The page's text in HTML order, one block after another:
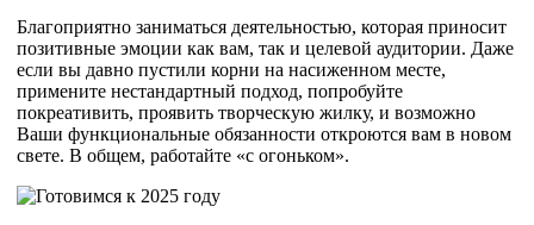
Благоприятно заниматься деятельностью, которая приносит
позитивные эмоции как вам, так и целевой аудитории. Даже
если вы давно пустили корни на насиженном месте,
примените нестандартный подход, попробуйте
покреативить, проявить творческую жилку, и возможно
Ваши функциональные обязанности откроются вам в новом
свете. В общем, работайте «с огоньком».